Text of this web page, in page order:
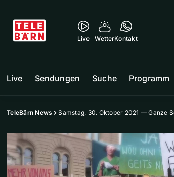
Live WetterKontakt
Live Sendungen Suche Programm
TeleBärn News Samstag, 30. Oktober 2021 — Ganze